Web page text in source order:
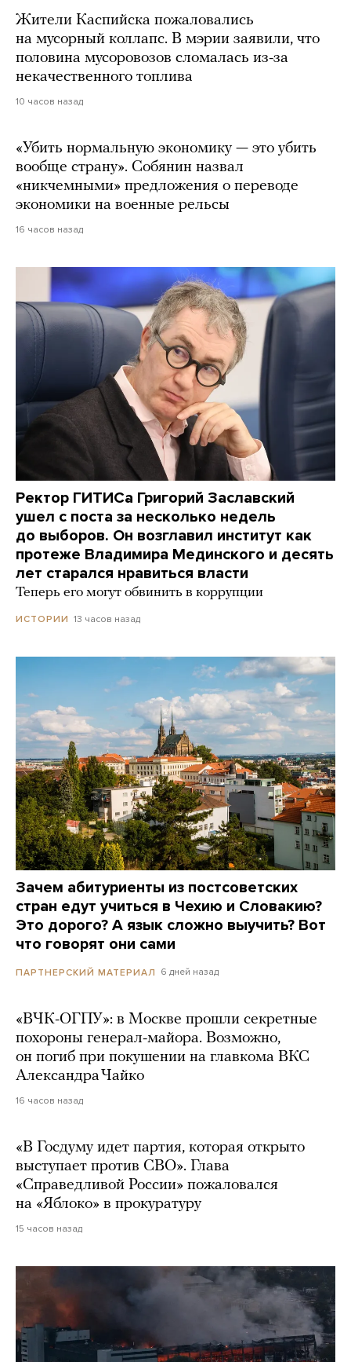
Жители Каспийска пожаловались
на мусорный коллапс. В мэрии заявили, что
половина мусоровозов сломалась из-за
некачественного топлива
10 часов назад
«Убить нормальную экономику — это убить
вообще страну». Собянин назвал
«никчемными» предложения о переводе
экономики на военные рельсы
16 часов назад
Ректор ГИТИСа Григорий Заславский
ушел с поста за несколько недель
до выборов. Он возглавил институт как
протеже Владимира Мединского и десять
лет старался нравиться власти
Теперь его могут обвинить в коррупции
ИСТОРИИ 13 часов назад
Зачем абитуриенты из постсоветских
стран едут учиться в Чехию и Словакию?
Это дорого? А язык сложно выучить? Вот
что говорят они сами
ПАРТНЕРСКИЙ МАТЕРИАЛ 6 дней назад
«ВЧК-ОГПУ»: в Москве прошли секретные
похороны генерал-майора. Возможно,
он погиб при покушении на главкома ВКС
Александра Чайко
16 часов назад
«В Госдуму идет партия, которая открыто
выступает против СВО». Глава
«Справедливой России» пожаловался
на «Яблоко» в прокуратуру
15 часов назад